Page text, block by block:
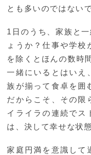
とも多いのではない
1日のうち、家族と
ょうか？仕事や学校
を除くとほんの数時
一緒にいるとはいえ
族が揃って食卓を囲
だからこそ、その限
イライラの連続でス
は、決して幸せな状
家庭円満を意識して